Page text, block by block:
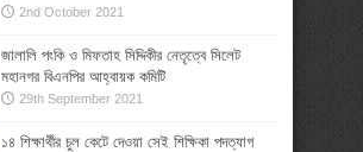
2nd October 2021
জালালি পংকি ও মিফতাহ সিদ্দিকীর নেতৃত্বে সিলেট
মহানগর বিএনপির আহ্বায়ক কমিটি
29th September 2021
১৪ শিক্ষার্থীর চুল কেটে দেওয়া সেই শিক্ষিকা পদত্যাগ